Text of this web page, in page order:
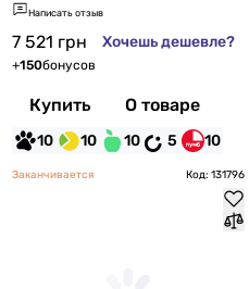
Написать отзыв
7 521 грн Хочешь дешевле?
+150бонусов
Купить О товаре
10 10 10 5 10
Заканчивается Код: 131796